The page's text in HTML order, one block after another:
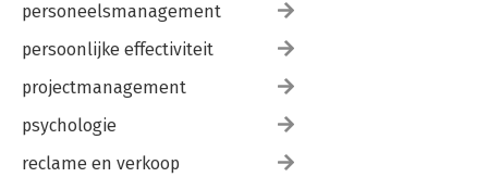
personeelsmanagement
persoonlijke effectiviteit
projectmanagement
psychologie
reclame en verkoop